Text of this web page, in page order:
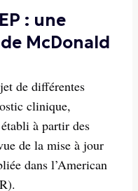
: une
McDonald
de différentes
clinique,
à partir des
de la mise à jour
dans l’American